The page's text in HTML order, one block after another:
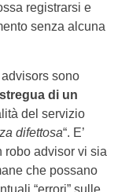
registrarsi e
senza alcuna
sono
di un
del servizio
difettosa“. E’
robo advisor vi sia
che possano
“errori” sulle